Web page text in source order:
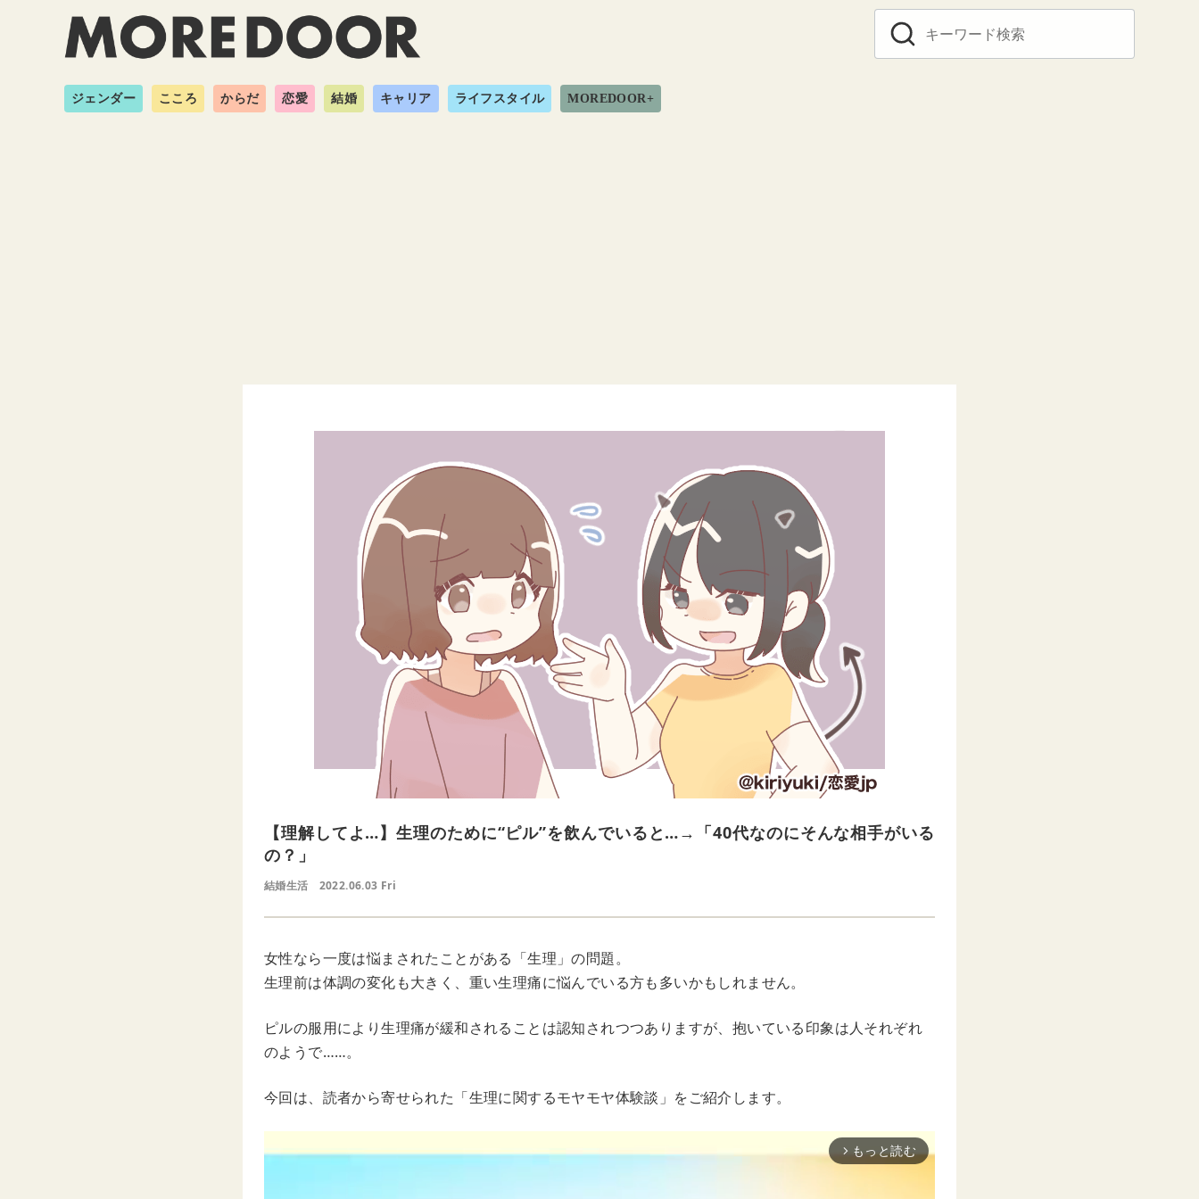
ジェンダー こころ からだ 恋愛 結婚 キャリア ライフスタイル MOREDOOR+
【理解してよ…】生理のために“ピル”を飲んでいると…→「40代なのにそんな相手がいる
の？」
結婚生活 2022.06.03 Fri
女性なら一度は悩まされたことがある「生理」の問題。
生理前は体調の変化も大きく、重い生理痛に悩んでいる方も多いかもしれません。
ピルの服用により生理痛が緩和されることは認知されつつありますが、抱いている印象は人それぞれ
のようで……。
今回は、読者から寄せられた「生理に関するモヤモヤ体験談」をご紹介します。
arrow_forward_ios もっと読む